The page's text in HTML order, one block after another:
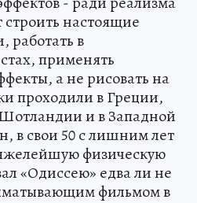
настоящие
работать в
применять
а не рисовать на
проходили в Греции,
и в Западной
в свои 50 с лишним лет
физическую
«Одиссею» едва ли не
фильмом в